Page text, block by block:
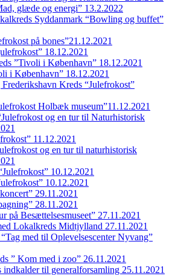
glæde og energi” 13.2.2022
Syddanmark “Bowling og buffet”
på bones”21.12.2021
18.12.2021
”Tivoli i København” 18.12.2021
i København” 18.12.2021
Kreds “Julefrokost”
Holbæk museum”11.12.2021
og en tur til Naturhistorisk
11.12.2021
og en tur til naturhistorisk
10.12.2021
10.12.2021
29.11.2021
28.11.2021
på Besættelsesmuseet” 27.11.2021
Lokalkreds Midtjylland 27.11.2021
med til Oplevelsescenter Nyvang”
” Kom med i zoo” 26.11.2021
til generalforsamling 25.11.2021